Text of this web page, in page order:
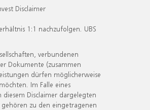
Disclaimer
1:1 nachzufolgen. UBS
verbundenen
Dokumente (zusammen
dürfen möglicherweise
Im Falle eines
Disclaimer dargelegten
zu den eingetragenen